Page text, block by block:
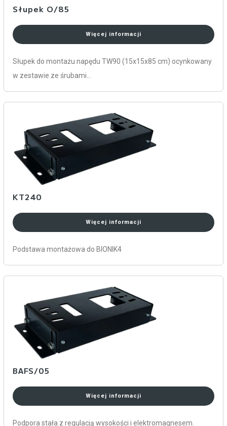
Słupek O/85
Więcej informacji
Słupek do montażu napędu TW90 (15x15x85 cm) ocynkowany
w zestawie ze śrubami…
KT240
Więcej informacji
Podstawa montażowa do BIONIK4
BAFS/05
Więcej informacji
Podpora stała z regulacją wysokości i elektromagnesem.